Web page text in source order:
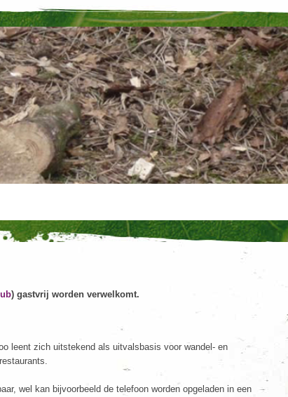
) gastvrij worden verwelkomt.
leent zich uitstekend als uitvalsbasis voor wandel- en
wel kan bijvoorbeeld de telefoon worden opgeladen in een